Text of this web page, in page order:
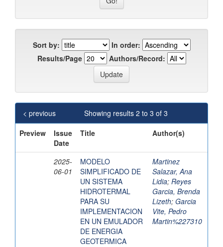
Sort by:
In order:
Results/Page
Authors/Record:
Showing results 2 to 3 of 3
< previous
Preview
Issue
Date
Title Author(s)
2025-
06-01
MODELO
SIMPLIFICADO DE
UN SISTEMA
HIDROTERMAL
PARA SU
IMPLEMENTACION
EN UN EMULADOR
DE ENERGIA
GEOTERMICA
Martinez
Salazar, Ana
Lidia; Reyes
Garcia, Brenda
Lizeth; Garcia
Vite, Pedro
Martin%227310